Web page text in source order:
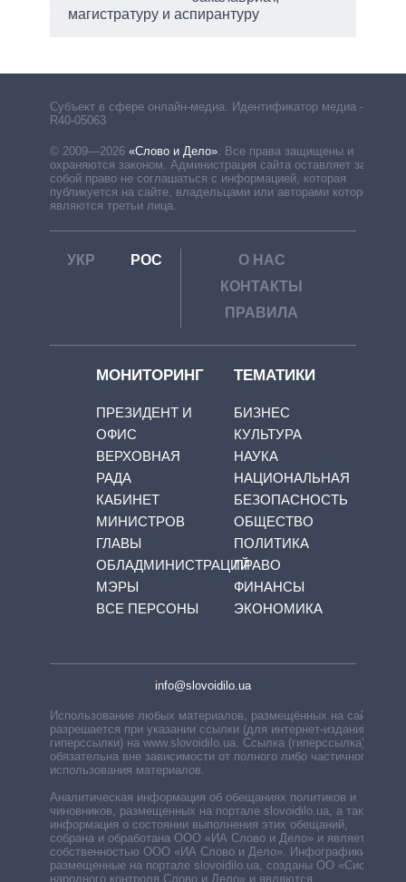
магистратуру и аспирантуру
Субъект в сфере онлайн-медиа. Идентификатор медиа –
R40-05063
© 2009—2026 «Слово и Дело». Все права защищены и
охраняются законом. Администрация сайта оставляет за
собой право не соглашаться с информацией, которая
публикуется на сайте, владельцами или авторами которой
являются третьи лица.
УКР РОС
О НАС
КОНТАКТЫ
ПРАВИЛА
МОНИТОРИНГ
ПРЕЗИДЕНТ И
ОФИС
ВЕРХОВНАЯ
РАДА
КАБИНЕТ
МИНИСТРОВ
ГЛАВЫ
ОБЛАДМИНИСТРАЦИЙ
МЭРЫ
ВСЕ ПЕРСОНЫ
ТЕМАТИКИ
БИЗНЕС
КУЛЬТУРА
НАУКА
НАЦИОНАЛЬНАЯ
БЕЗОПАСНОСТЬ
ОБЩЕСТВО
ПОЛИТИКА
ПРАВО
ФИНАНСЫ
ЭКОНОМИКА
info@slovoidilo.ua
Использование любых материалов, размещённых на сайте,
разрешается при указании ссылки (для интернет-изданий —
гиперссылки) на www.slovoidilo.ua. Ссылка (гиперссылка)
обязательна вне зависимости от полного либо частичного
использования материалов.
Аналитическая информация об обещаниях политиков и
чиновников, размещенных на портале slovoidilo.ua, а также
информация о состоянии выполнения этих обещаний,
собрана и обработана ООО «ИА Слово и Дело» и является
собственностью ООО «ИА Слово и Дело». Инфографики,
размещенные на портале slovoidilo.ua, созданы ОО «Система
народного контроля Слово и Дело» и являются